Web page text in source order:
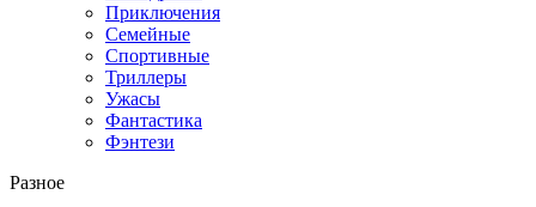
Приключения
Семейные
Спортивные
Триллеры
Ужасы
Фантастика
Фэнтези
Разное